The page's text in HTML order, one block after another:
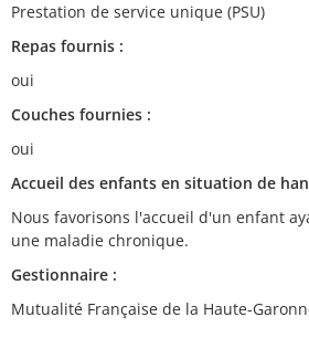
Prestation de service unique (PSU)
Repas fournis :
oui
Couches fournies :
oui
Accueil des enfants en situation de
Nous favorisons l'accueil d'un enfant
une maladie chronique.
Gestionnaire :
Mutualité Française de la Haute-